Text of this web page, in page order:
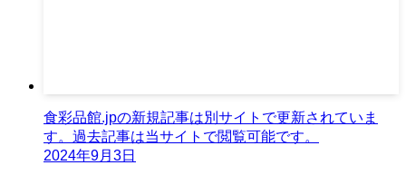
食彩品館.jpの新規記事は別サイトで更新されていま
す。過去記事は当サイトで閲覧可能です。
2024年9月3日